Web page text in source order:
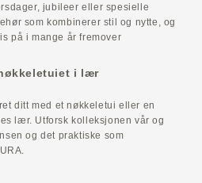
jubileer eller spesielle
som kombinerer stil og nytte, og
på i mange år fremover
i lær
ditt med et nøkkeletui eller en
lær. Utforsk kolleksjonen vår og
og det praktiske som